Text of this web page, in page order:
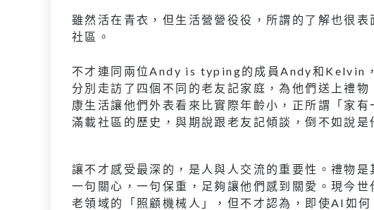
雖然活在青衣，但生活營營役役，所謂的了解也很
社區。
不才連同兩位Andy is typing的成員Andy和Kelvin
分別走訪了四個不同的老友記家庭，為他們送上禮
康生活讓他們外表看來比實際年齡小，正所謂「家
滿載社區的歷史，與期說跟老友記傾談，倒不如說
讓不才感受最深的，是人與人交流的重要性。禮物
一句關心，一句保重，足夠讓他們感到關愛。現今
老領域的「照顧機械人」，但不才認為，即使AI如